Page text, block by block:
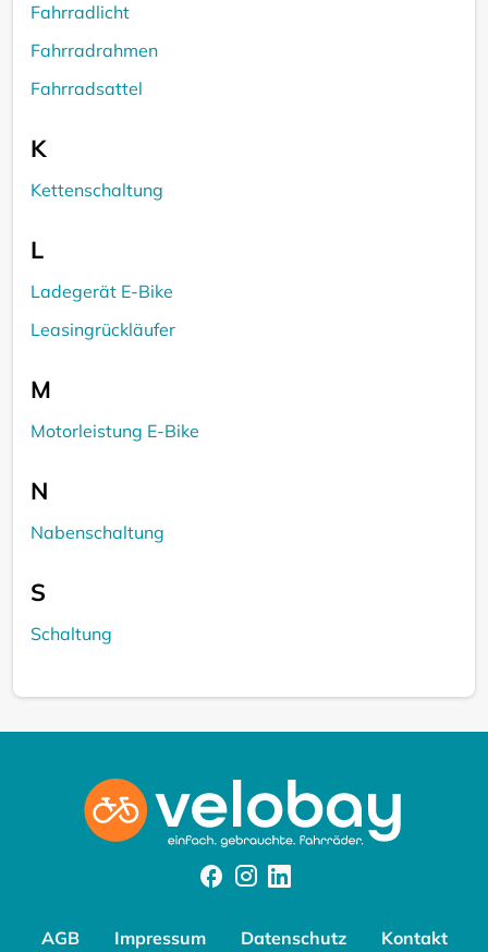
Fahrradlicht
Fahrradrahmen
Fahrradsattel
K
Kettenschaltung
L
Ladegerät E-Bike
Leasingrückläufer
M
Motorleistung E-Bike
N
Nabenschaltung
S
Schaltung
FacebookInstagram
AGB Impressum Datenschutz Kontakt